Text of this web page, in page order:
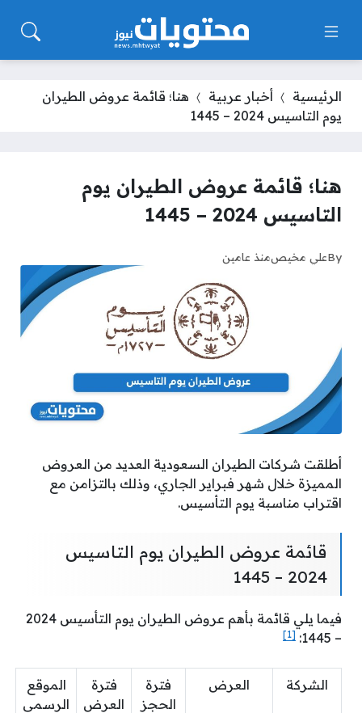
الرئيسية أخبار عربية
هنا؛ قائمة عروض الطيران
يوم التاسيس 2024 – 1445
هنا؛ قائمة عروض الطيران يوم
التاسيس 2024 – 1445
Byعلي مخيصمنذ عامين
أطلقت شركات الطيران السعودية العديد من العروض
المميزة خلال شهر فبراير الجاري، وذلك بالتزامن مع
اقتراب مناسبة يوم التأسيس.
قائمة عروض الطيران يوم التاسيس
2024 – 1445
فيما يلي قائمة بأهم عروض الطيران يوم التأسيس 2024
– 1445:
[1]
الشركة العرض
فترة
الحجز
فترة
العرض
الموقع
الرسمي